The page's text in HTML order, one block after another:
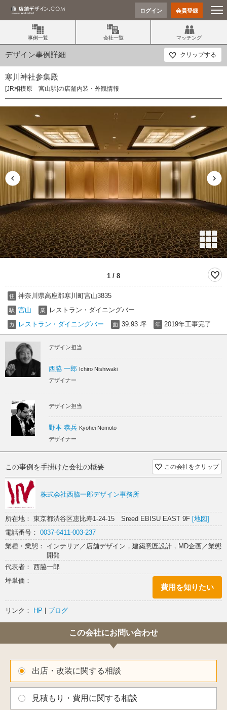
ログイン 会員登録
事例一覧 会社一覧 マッチング
デザイン事例詳細 クリップする
寒川神社参集殿
[JR相模原 宮山駅]の店舗内装・外観情報
1 / 8
住 神奈川県高座郡寒川町宮山3835
駅 宮山 業 レストラン・ダイニングバー
カ レストラン・ダイニングバー 面 39.93 坪 年 2019年工事完了
デザイン担当
西脇 一郎 Ichiro Nishiwaki
デザイナー
デザイン担当
野本 恭兵 Kyohei Nomoto
デザイナー
この事例を手掛けた会社の概要 この会社をクリップ
株式会社西脇一郎デザイン事務所
所在地： 東京都渋谷区恵比寿1-24-15 Sreed EBISU EAST 9F [地図]
電話番号： 0037-6411-003-237
業種・業態： インテリア／店舗デザイン，建築意匠設計，MD企画／業態
開発
代表者： 西脇一郎
坪単価：
費用を知りたい
リンク： HP | ブログ
この会社にお問い合わせ
出店・改装に関する相談
見積もり・費用に関する相談